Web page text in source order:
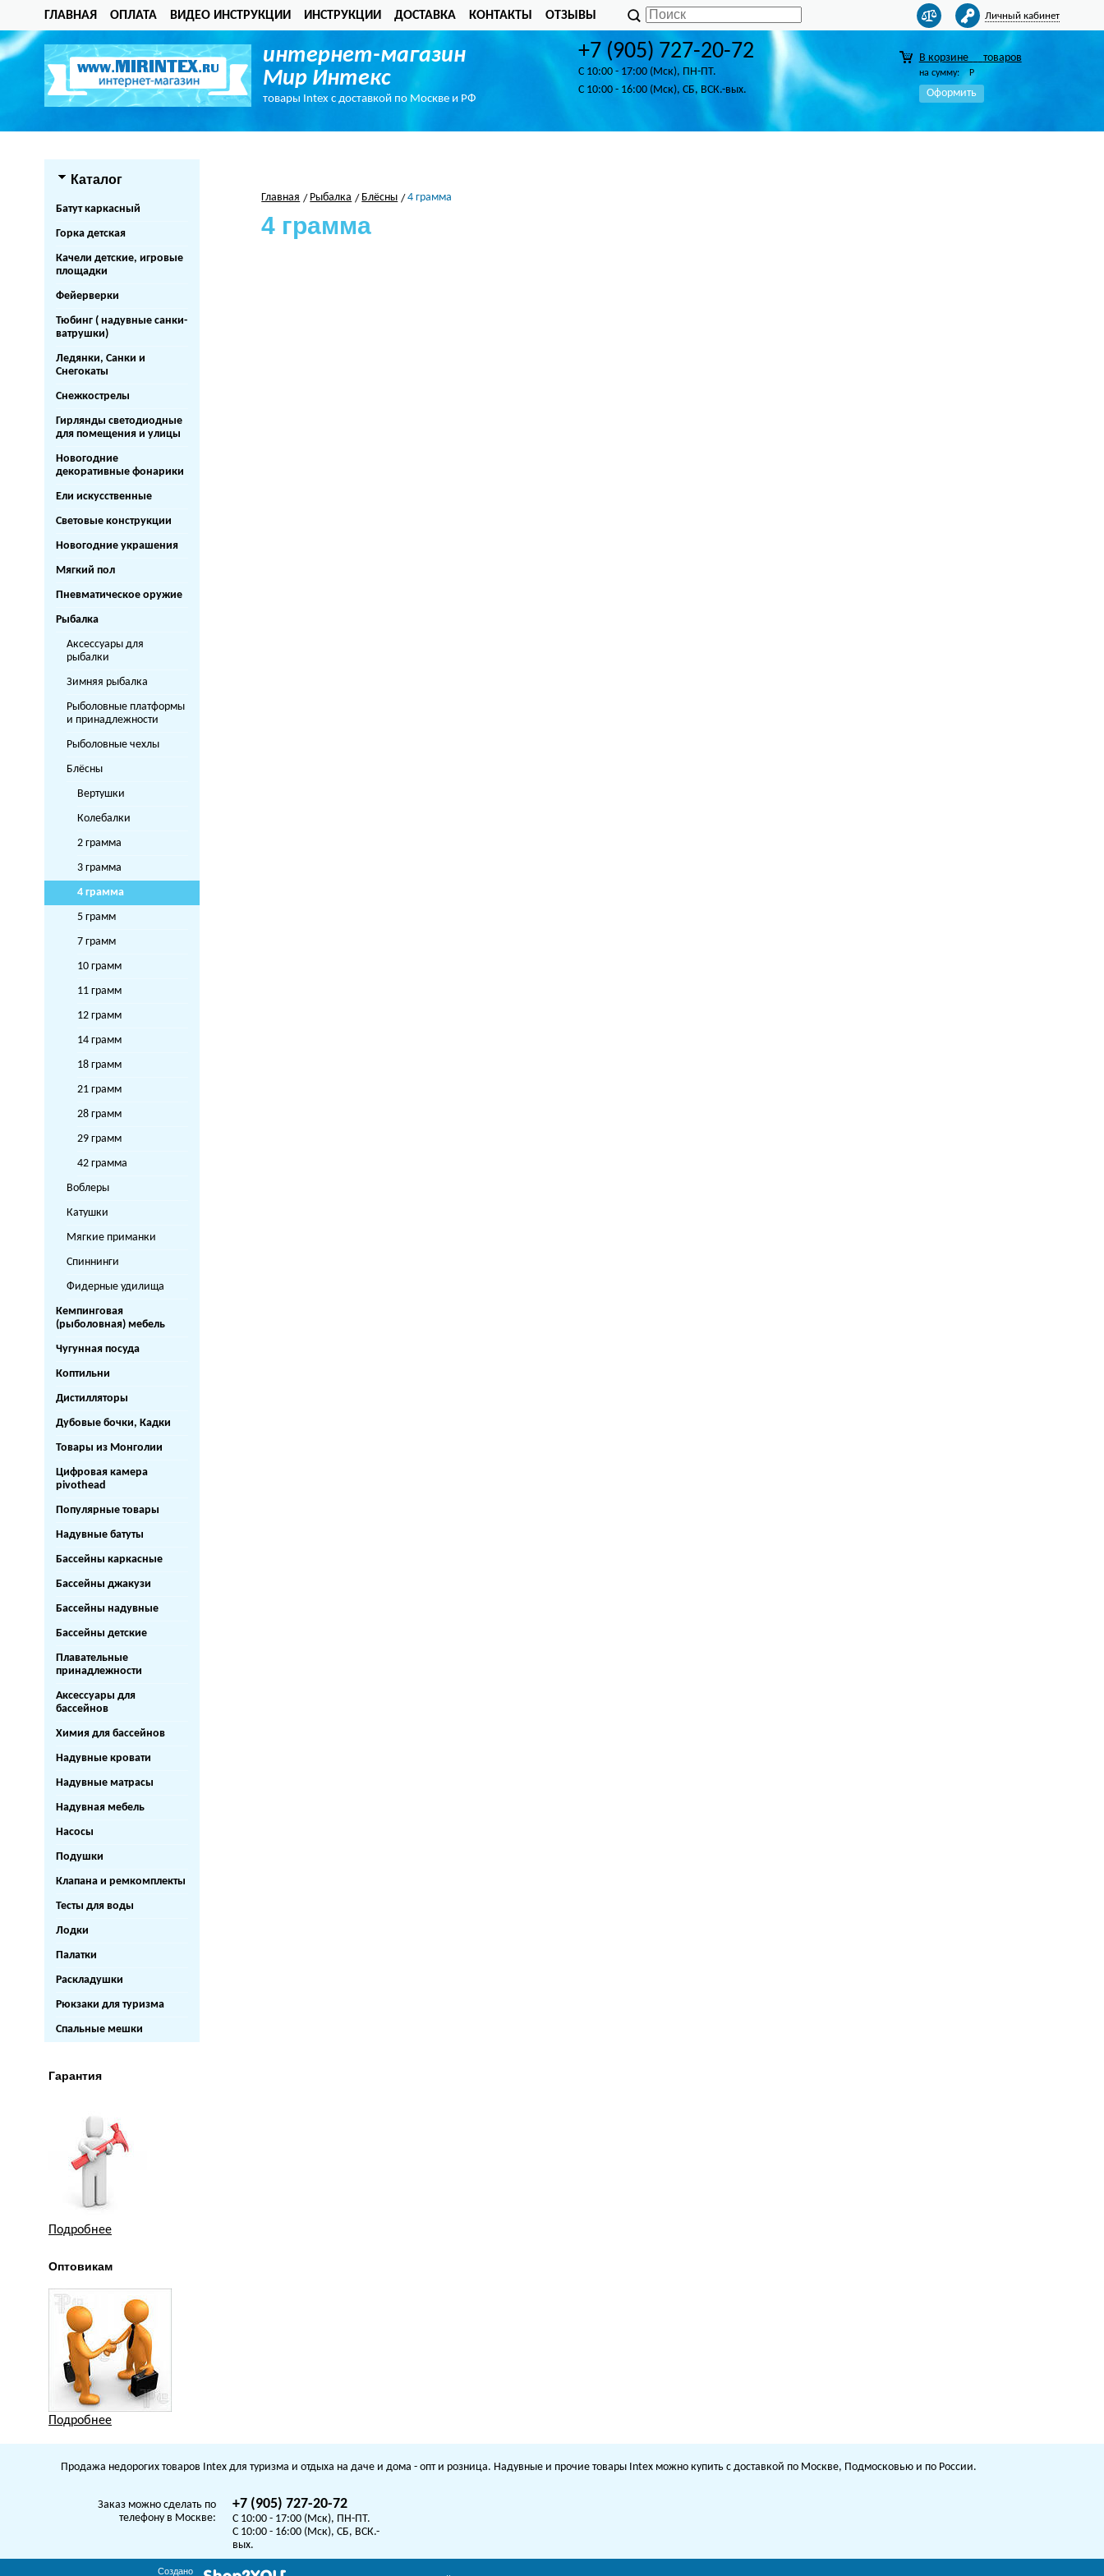
ГЛАВНАЯ ОПЛАТА ВИДЕО ИНСТРУКЦИИ ИНСТРУКЦИИ ДОСТАВКА КОНТАКТЫ ОТЗЫВЫ Личный кабинет
интернет-магазин
Мир Интекс
товары Intex с доставкой по Москве и РФ
+7 (905) 727-20-72
C 10:00 - 17:00 (Мск), ПН-ПТ.
C 10:00 - 16:00 (Мск), СБ, ВСК.-вых.
В корзине товаров
на сумму: Р
Оформить
Каталог
Батут каркасный
Горка детская
Качели детские, игровые
площадки
Фейерверки
Тюбинг ( надувные санки-
ватрушки)
Ледянки, Санки и
Снегокаты
Снежкострелы
Гирлянды светодиодные
для помещения и улицы
Новогодние
декоративные фонарики
Ели искусственные
Световые конструкции
Новогодние украшения
Мягкий пол
Пневматическое оружие
Рыбалка
Аксессуары для
рыбалки
Зимняя рыбалка
Рыболовные платформы
и принадлежности
Рыболовные чехлы
Блёсны
Вертушки
Колебалки
2 грамма
3 грамма
4 грамма
5 грамм
7 грамм
10 грамм
11 грамм
12 грамм
14 грамм
18 грамм
21 грамм
28 грамм
29 грамм
42 грамма
Воблеры
Катушки
Мягкие приманки
Спиннинги
Фидерные удилища
Кемпинговая
(рыболовная) мебель
Чугунная посуда
Коптильни
Дистилляторы
Дубовые бочки, Кадки
Товары из Монголии
Цифровая камера
pivothead
Популярные товары
Надувные батуты
Бассейны каркасные
Бассейны джакузи
Бассейны надувные
Бассейны детские
Плавательные
принадлежности
Аксессуары для
бассейнов
Химия для бассейнов
Надувные кровати
Надувные матрасы
Надувная мебель
Насосы
Подушки
Клапана и ремкомплекты
Тесты для воды
Лодки
Палатки
Раскладушки
Рюкзаки для туризма
Спальные мешки
Гарантия
Подробнее
Оптовикам
Подробнее
Главная Рыбалка Блёсны 4 грамма
4 грамма
Продажа недорогих товаров Intex для туризма и отдыха на даче и дома - опт и розница. Надувные и прочие товары Intex можно купить с доставкой по Москве, Подмосковью и по России.
Заказ можно сделать по
телефону в Москве:
+7 (905) 727-20-72
C 10:00 - 17:00 (Мск), ПН-ПТ.
C 10:00 - 16:00 (Мск), СБ, ВСК.-
вых.
Создано